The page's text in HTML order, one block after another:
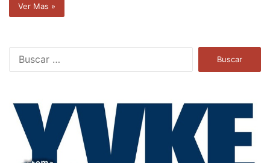
Ver Mas »
a